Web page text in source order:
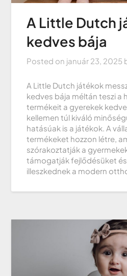
A Little Dutch
kedves bája
Posted on január 23, 2025
A Little Dutch játékok
kedves bája méltán teszi a
termékeit a gyerekek
kellemen túl kiváló
hatásúak is a játékok. A
termékeket hozzon létre,
szórakoztatják a
támogatják fejlődésüket
illeszkednek a modern